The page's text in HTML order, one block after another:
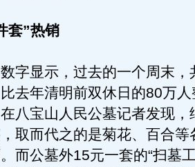
套”热销
显示，过去的一个周末，
去年清明前双休日的80万
八宝山人民公墓记者发现，
取而代之的是菊花、百合等
而公墓外15元一套的“扫墓